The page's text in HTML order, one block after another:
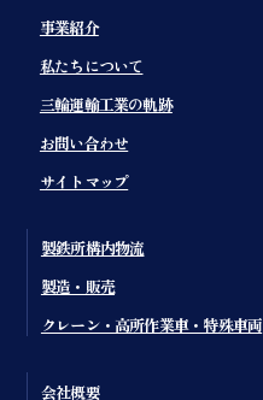
事業紹介
私たちについて
三輪運輸工業の軌跡
お問い合わせ
サイトマップ
製鉄所構内物流
製造・販売
クレーン・高所作業車・特殊車両
会社概要